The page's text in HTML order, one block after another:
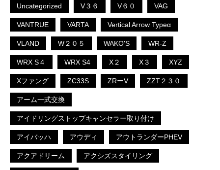
Uncategorized V３６ V６０ VAG
VANTRUE VARTA Vertical Arrow Typeα
VLAND W２０５ WAKO'S WR-Z
WRX S４ WRX S4 X２ X３ XYZ
Xファング ZC33S ZRーV ZZT２３０
アーム一式交換
アイドリングストップキャンセラー取り付け
アイバッハ アウディ アウトランダーPHEV
アクアドリーム アクシズスタイリング